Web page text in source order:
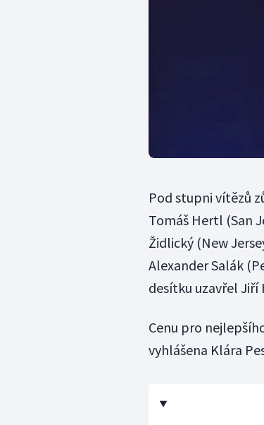
Pod stupni vítězů
Tomáš Hertl (San
Židlický (New
Alexander Salák
desítku uzavřel Jiří
Cenu pro
vyhlášena Klára